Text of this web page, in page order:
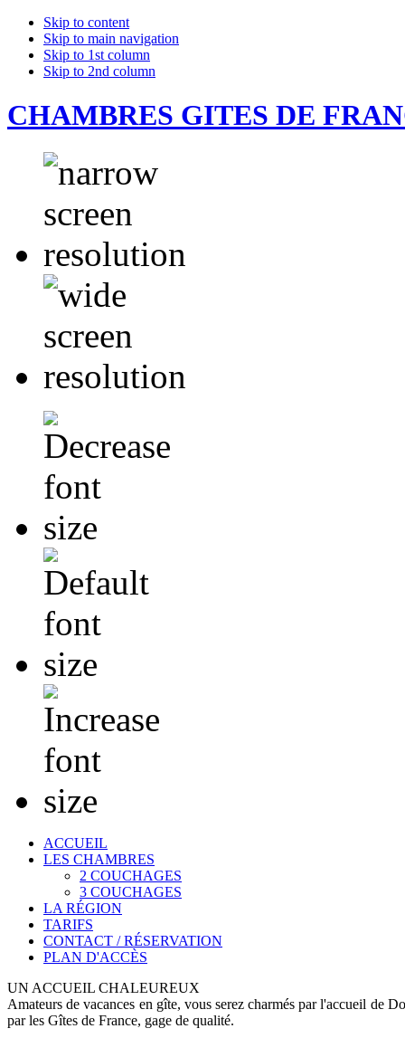
Skip to content
Skip to main navigation
Skip to 1st column
Skip to 2nd column
CHAMBRES GITES DE
ACCUEIL
LES CHAMBRES
2 COUCHAGES
3 COUCHAGES
LA RÉGION
TARIFS
CONTACT / RÉSERVATION
PLAN D'ACCÈS
UN ACCUEIL CHALEUREUX
Amateurs de vacances en gîte, vous serez charmés par l'accueil de
par les Gîtes de France, gage de qualité.